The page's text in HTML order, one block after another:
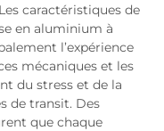
caractéristiques de
en aluminium à
l’expérience
mécaniques et les
du stress et de la
de transit. Des
que chaque